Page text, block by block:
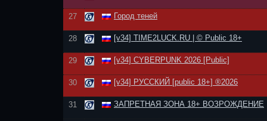
27 Город теней
28 [v34] TIME2LUCK.RU | © Public 18+
29 [v34] CYBERPUNK 2026 [Public]
30 [v34] РУССКИЙ [public 18+] ®2026
31 ЗАПРЕТНАЯ ЗОНА 18+ ВОЗРОЖДЕНИЕ